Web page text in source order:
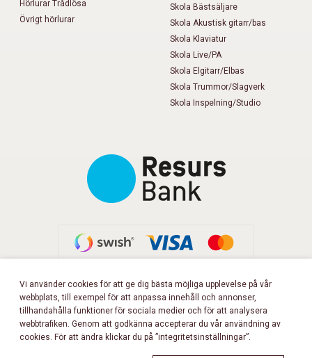
Hörlurar Trådlösa
Övrigt hörlurar
Skola Bästsäljare
Skola Akustisk gitarr/bas
Skola Klaviatur
Skola Live/PA
Skola Elgitarr/Elbas
Skola Trummor/Slagverk
Skola Inspelning/Studio
FÖLJ OSS PÅ FACEBOOK!
Vi använder cookies för att ge dig bästa möjliga upplevelse på vår
webbplats, till exempel för att anpassa innehåll och annonser,
tillhandahålla funktioner för sociala medier och för att analysera
webbtrafiken. Genom att godkänna accepterar du vår användning av
cookies. För att ändra klickar du på ”integritetsinställningar”.